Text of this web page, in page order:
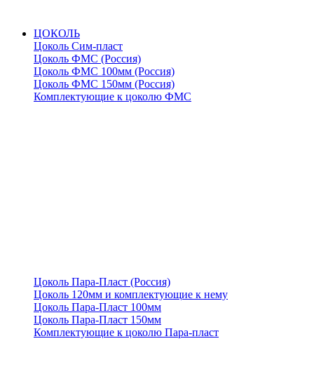
ЦОКОЛЬ
Цоколь Сим-пласт
Цоколь ФМС (Россия)
Цоколь ФМС 100мм (Россия)
Цоколь ФМС 150мм (Россия)
Комплектующие к цоколю ФМС
Цоколь Пара-Пласт (Россия)
Цоколь 120мм и комплектующие к нему
Цоколь Пара-Пласт 100мм
Цоколь Пара-Пласт 150мм
Комплектующие к цоколю Пара-пласт